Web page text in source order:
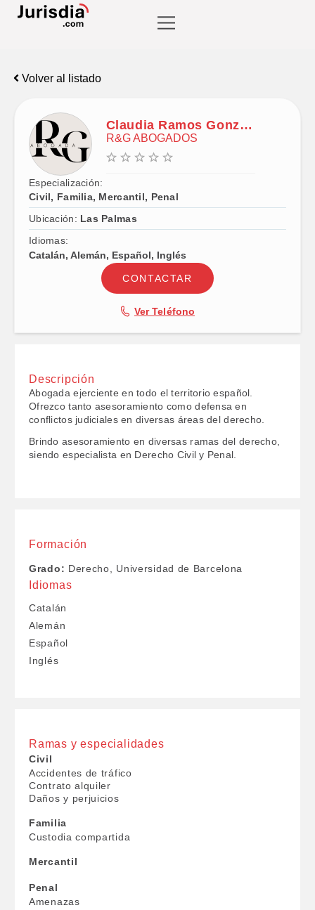
Volver al listado
Claudia Ramos González
R&G ABOGADOS
Especialización:
Civil, Familia, Mercantil, Penal
Ubicación: Las Palmas
Idiomas:
Catalán, Alemán, Español, Inglés
CONTACTAR
Ver Teléfono
Descripción
Abogada ejerciente en todo el territorio español.
Ofrezco tanto asesoramiento como defensa en
conflictos judiciales en diversas áreas del derecho.
Brindo asesoramiento en diversas ramas del derecho,
siendo especialista en Derecho Civil y Penal.
Formación
Grado: Derecho, Universidad de Barcelona
Idiomas
Catalán
Alemán
Español
Inglés
Ramas y especialidades
Civil
Accidentes de tráfico
Contrato alquiler
Daños y perjuicios
Familia
Custodia compartida
Mercantil
Penal
Amenazas